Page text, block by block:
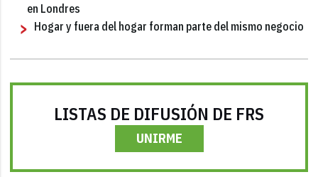
en Londres
Hogar y fuera del hogar forman parte del mismo negocio
LISTAS DE DIFUSIÓN DE FRS
UNIRME